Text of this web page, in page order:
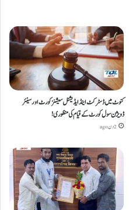
کنوٹ میں ڈسٹرکٹ اینڈ ایڈیشنل سیشنز کورٹ اور سینئر
ڈویژن سول کورٹ کے قیام کی منظوری!
2 دن ago